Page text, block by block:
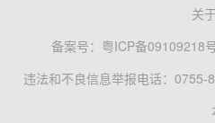
关
备案号： 粤ICP备09109218
违法和不良信息举报电话：0755-